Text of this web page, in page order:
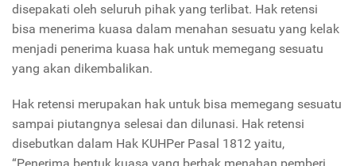
disepakati oleh seluruh pihak yang terlibat. Hak retensi
bisa menerima kuasa dalam menahan sesuatu yang kelak
menjadi penerima kuasa hak untuk memegang sesuatu
yang akan dikembalikan.
Hak retensi merupakan hak untuk bisa memegang sesuatu
sampai piutangnya selesai dan dilunasi. Hak retensi
disebutkan dalam Hak KUHPer Pasal 1812 yaitu,